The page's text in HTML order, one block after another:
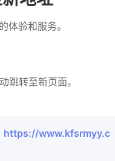
体验和服务。
跳转至新页面。
https://www.kfsrmyy.c